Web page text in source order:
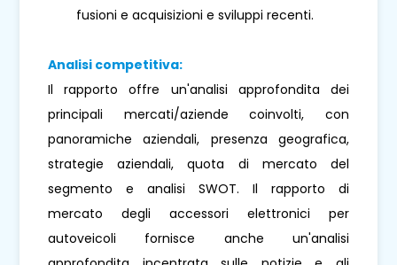
fusioni e acquisizioni e sviluppi recenti.
Analisi competitiva:
Il rapporto offre un'analisi approfondita dei
principali mercati/aziende coinvolti, con
panoramiche aziendali, presenza geografica,
strategie aziendali, quota di mercato del
segmento e analisi SWOT. Il rapporto di
mercato degli accessori elettronici per
autoveicoli fornisce anche un'analisi